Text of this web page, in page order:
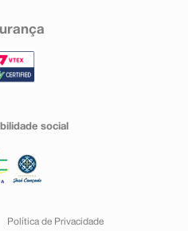
social
Política de Privacidade